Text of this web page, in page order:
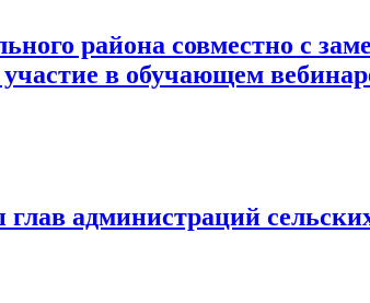
района совместно с
в обучающем
администраций